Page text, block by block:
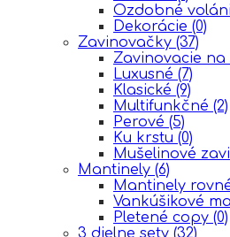
Ozdobné
Dekorácie (0)
Zavinovačky (37)
Zavinovacie na
Luxusné (7)
Klasické (9)
Multifunkčné (2)
Perové (5)
Ku krstu (0)
Mušelinové
Mantinely (6)
Mantinely
Vankúšikové
Pletené copy (0)
3 dielne sety (32)